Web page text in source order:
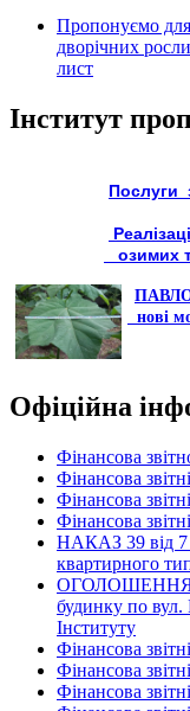
Пропонуємо для
дворічних
лист
Інститут
Послуги
озимих
нові
Офіційна
Фінансова
Фінансова
Фінансова
Фінансова
НАКАЗ 39 від 7
квартирного
ОГОЛОШЕННЯ
будинку по вул.
Інституту
Фінансова
Фінансова
Фінансова